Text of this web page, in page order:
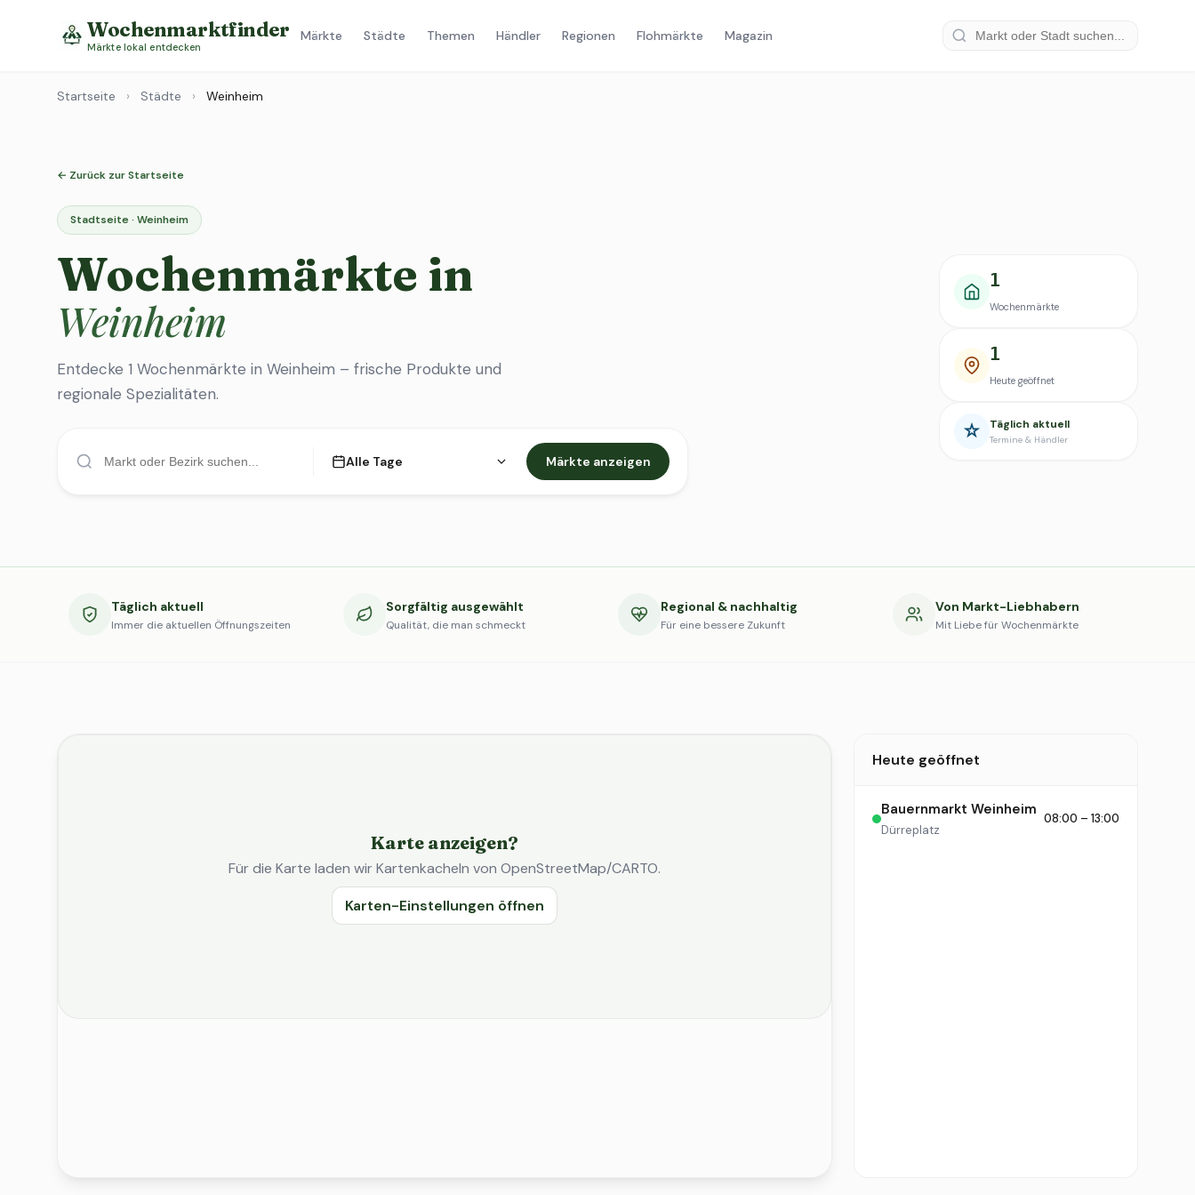
Wochenmarktfinder
Märkte lokal entdecken
Märkte Städte Themen Händler Regionen Flohmärkte Magazin
Startseite › Städte › Weinheim
← Zurück zur Startseite
Stadtseite · Weinheim
Wochenmärkte in
Weinheim
Entdecke 1 Wochenmärkte in Weinheim – frische Produkte und
regionale Spezialitäten.
Alle Tage Märkte anzeigen
1
Wochenmärkte
1
Heute geöffnet
Täglich aktuell
Termine & Händler
Täglich aktuell
Immer die aktuellen Öffnungszeiten
Sorgfältig ausgewählt
Qualität, die man schmeckt
Regional & nachhaltig
Für eine bessere Zukunft
Von Markt-Liebhabern
Mit Liebe für Wochenmärkte
Karte anzeigen?
Für die Karte laden wir Kartenkacheln von OpenStreetMap/CARTO.
Karten-Einstellungen öffnen
Heute geöffnet
Bauernmarkt Weinheim
Dürreplatz
08:00 – 13:00